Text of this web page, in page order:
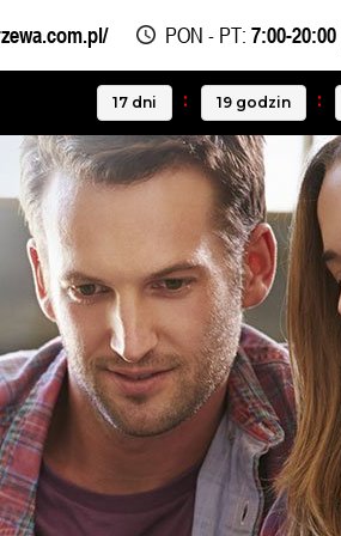
PON - PT: 7:00-20:00
17 dni 19 godzin